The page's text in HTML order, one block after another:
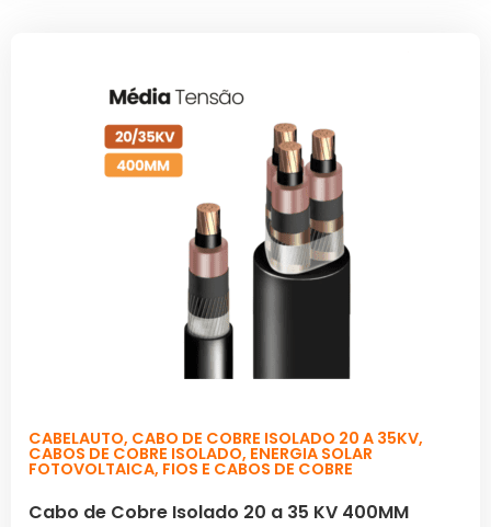
CABELAUTO, CABO DE COBRE ISOLADO 20 A 35KV,
CABOS DE COBRE ISOLADO, ENERGIA SOLAR
FOTOVOLTAICA, FIOS E CABOS DE COBRE
Cabo de Cobre Isolado 20 a 35 KV 400MM